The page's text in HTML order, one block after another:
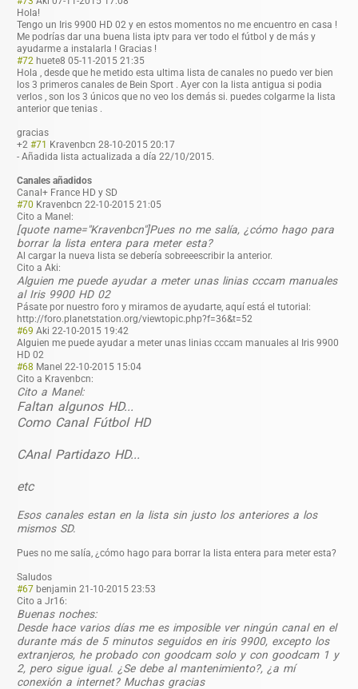
Hola!
Tengo un Iris 9900 HD 02 y en estos momentos no me encuentro en casa !
Me podrías dar una buena lista iptv para ver todo el fútbol y de más y
ayudarme a instalarla ! Gracias !
#72 huete8 05-11-2015 21:35
Hola , desde que he metido esta ultima lista de canales no puedo ver bien
los 3 primeros canales de Bein Sport . Ayer con la lista antigua si podia
verlos , son los 3 únicos que no veo los demás si. puedes colgarme la lista
anterior que tenias .
gracias
+2 #71 Kravenbcn 28-10-2015 20:17
- Añadida lista actualizada a día 22/10/2015.
Canales añadidos
Canal+ France HD y SD
#70 Kravenbcn 22-10-2015 21:05
Cito a Manel:
[quote name="Kravenbcn"]Pues no me salía, ¿cómo hago para
borrar la lista entera para meter esta?
Al cargar la nueva lista se debería sobreeescribir la anterior.
Cito a Aki:
Alguien me puede ayudar a meter unas linias cccam manuales
al Iris 9900 HD 02
Pásate por nuestro foro y miramos de ayudarte, aquí está el tutorial:
http://foro.planetstation.org/viewtopic.php?f=36&t=52
#69 Aki 22-10-2015 19:42
Alguien me puede ayudar a meter unas linias cccam manuales al Iris 9900
HD 02
#68 Manel 22-10-2015 15:04
Cito a Kravenbcn:
Cito a Manel:
Faltan algunos HD...
Como Canal Fútbol HD
CAnal Partidazo HD...
etc
Esos canales estan en la lista sin justo los anteriores a los
mismos SD.
Pues no me salía, ¿cómo hago para borrar la lista entera para meter esta?
Saludos
#67 benjamin 21-10-2015 23:53
Cito a Jr16:
Buenas noches:
Desde hace varios días me es imposible ver ningún canal en el
durante más de 5 minutos seguidos en iris 9900, excepto los
extranjeros, he probado con goodcam solo y con goodcam 1 y
2, pero sigue igual. ¿Se debe al mantenimiento?, ¿a mí
conexión a internet? Muchas gracias